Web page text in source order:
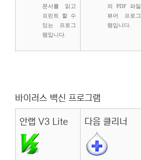
문서를 읽고
프린트 할 수
있는 프로그
램입니다.
의 PDF 파일
뷰어 프로그
램입니다.
바이러스 백신 프로그램
안랩 V3 Lite 다음 클리너